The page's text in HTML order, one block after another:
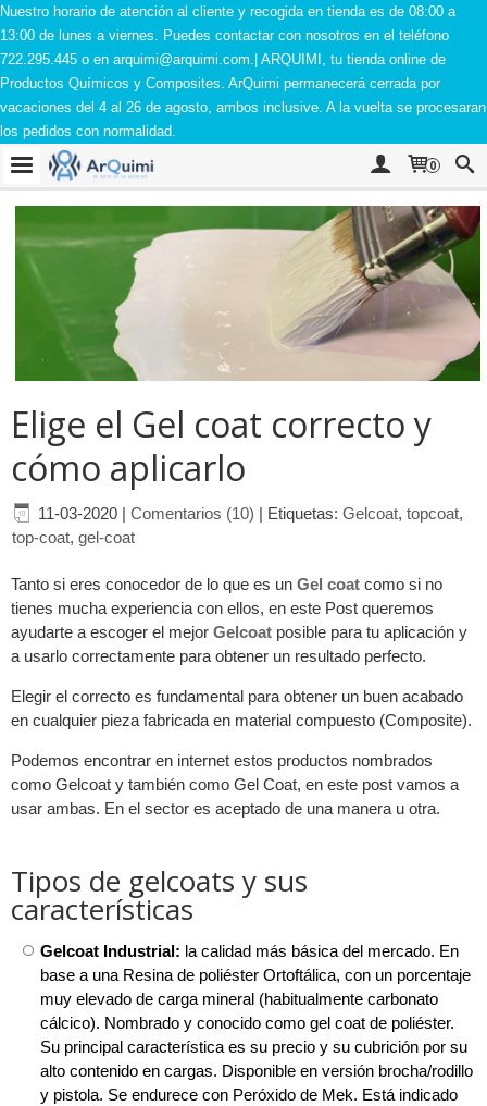
Nuestro horario de atención al cliente y recogida en tienda es de 08:00 a
13:00 de lunes a viernes. Puedes contactar con nosotros en el teléfono
722.295.445 o en arquimi@arquimi.com.| ARQUIMI, tu tienda online de
Productos Químicos y Composites. ArQuimi permanecerá cerrada por
vacaciones del 4 al 26 de agosto, ambos inclusive. A la vuelta se procesaran
los pedidos con normalidad.
0
Elige el Gel coat correcto y
cómo aplicarlo
11-03-2020 | Comentarios (10) | Etiquetas: Gelcoat, topcoat,
top-coat, gel-coat
Tanto si eres conocedor de lo que es un Gel coat como si no
tienes mucha experiencia con ellos, en este Post queremos
ayudarte a escoger el mejor Gelcoat posible para tu aplicación y
a usarlo correctamente para obtener un resultado perfecto.
Elegir el correcto es fundamental para obtener un buen acabado
en cualquier pieza fabricada en material compuesto (Composite).
Podemos encontrar en internet estos productos nombrados
como Gelcoat y también como Gel Coat, en este post vamos a
usar ambas. En el sector es aceptado de una manera u otra.
Tipos de gelcoats y sus
características
Gelcoat Industrial: la calidad más básica del mercado. En
base a una Resina de poliéster Ortoftálica, con un porcentaje
muy elevado de carga mineral (habitualmente carbonato
cálcico). Nombrado y conocido como gel coat de poliéster.
Su principal característica es su precio y su cubrición por su
alto contenido en cargas. Disponible en versión brocha/rodillo
y pistola. Se endurece con Peróxido de Mek. Está indicado